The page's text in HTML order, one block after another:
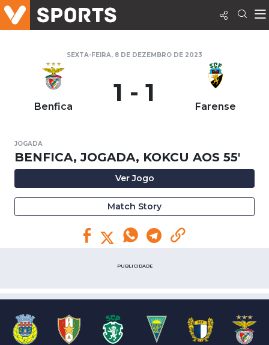
SEXTA-FEIRA, 8 DE DEZEMBRO DE 2023
Benfica 1 - 1 Farense
JOGADA
BENFICA, JOGADA, KOKCU AOS 55'
Ver Jogo
Match Story
PUBLICIDADE